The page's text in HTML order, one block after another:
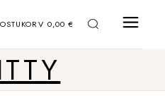
OSTUKORV 0,00€